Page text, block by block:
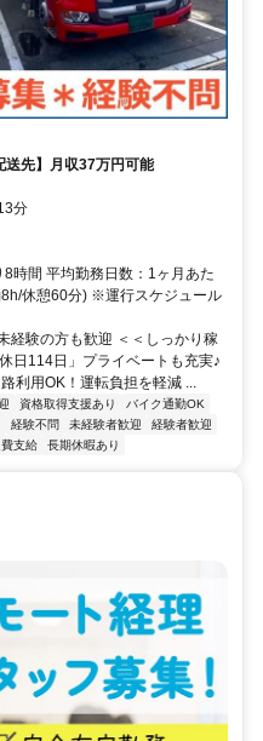
先】月収37万円可能
分
時間 平均勤務日数：1ヶ月あた
休憩60分) ※運行スケジュール
経験の方も歓迎 ＜＜しっかり稼
日114日」プライベートも充実♪
利用OK！運転負担を軽減 ...
資格取得支援あり
バイク通勤OK
経験不問 未経験者歓迎
経験者歓迎
支給 長期休暇あり